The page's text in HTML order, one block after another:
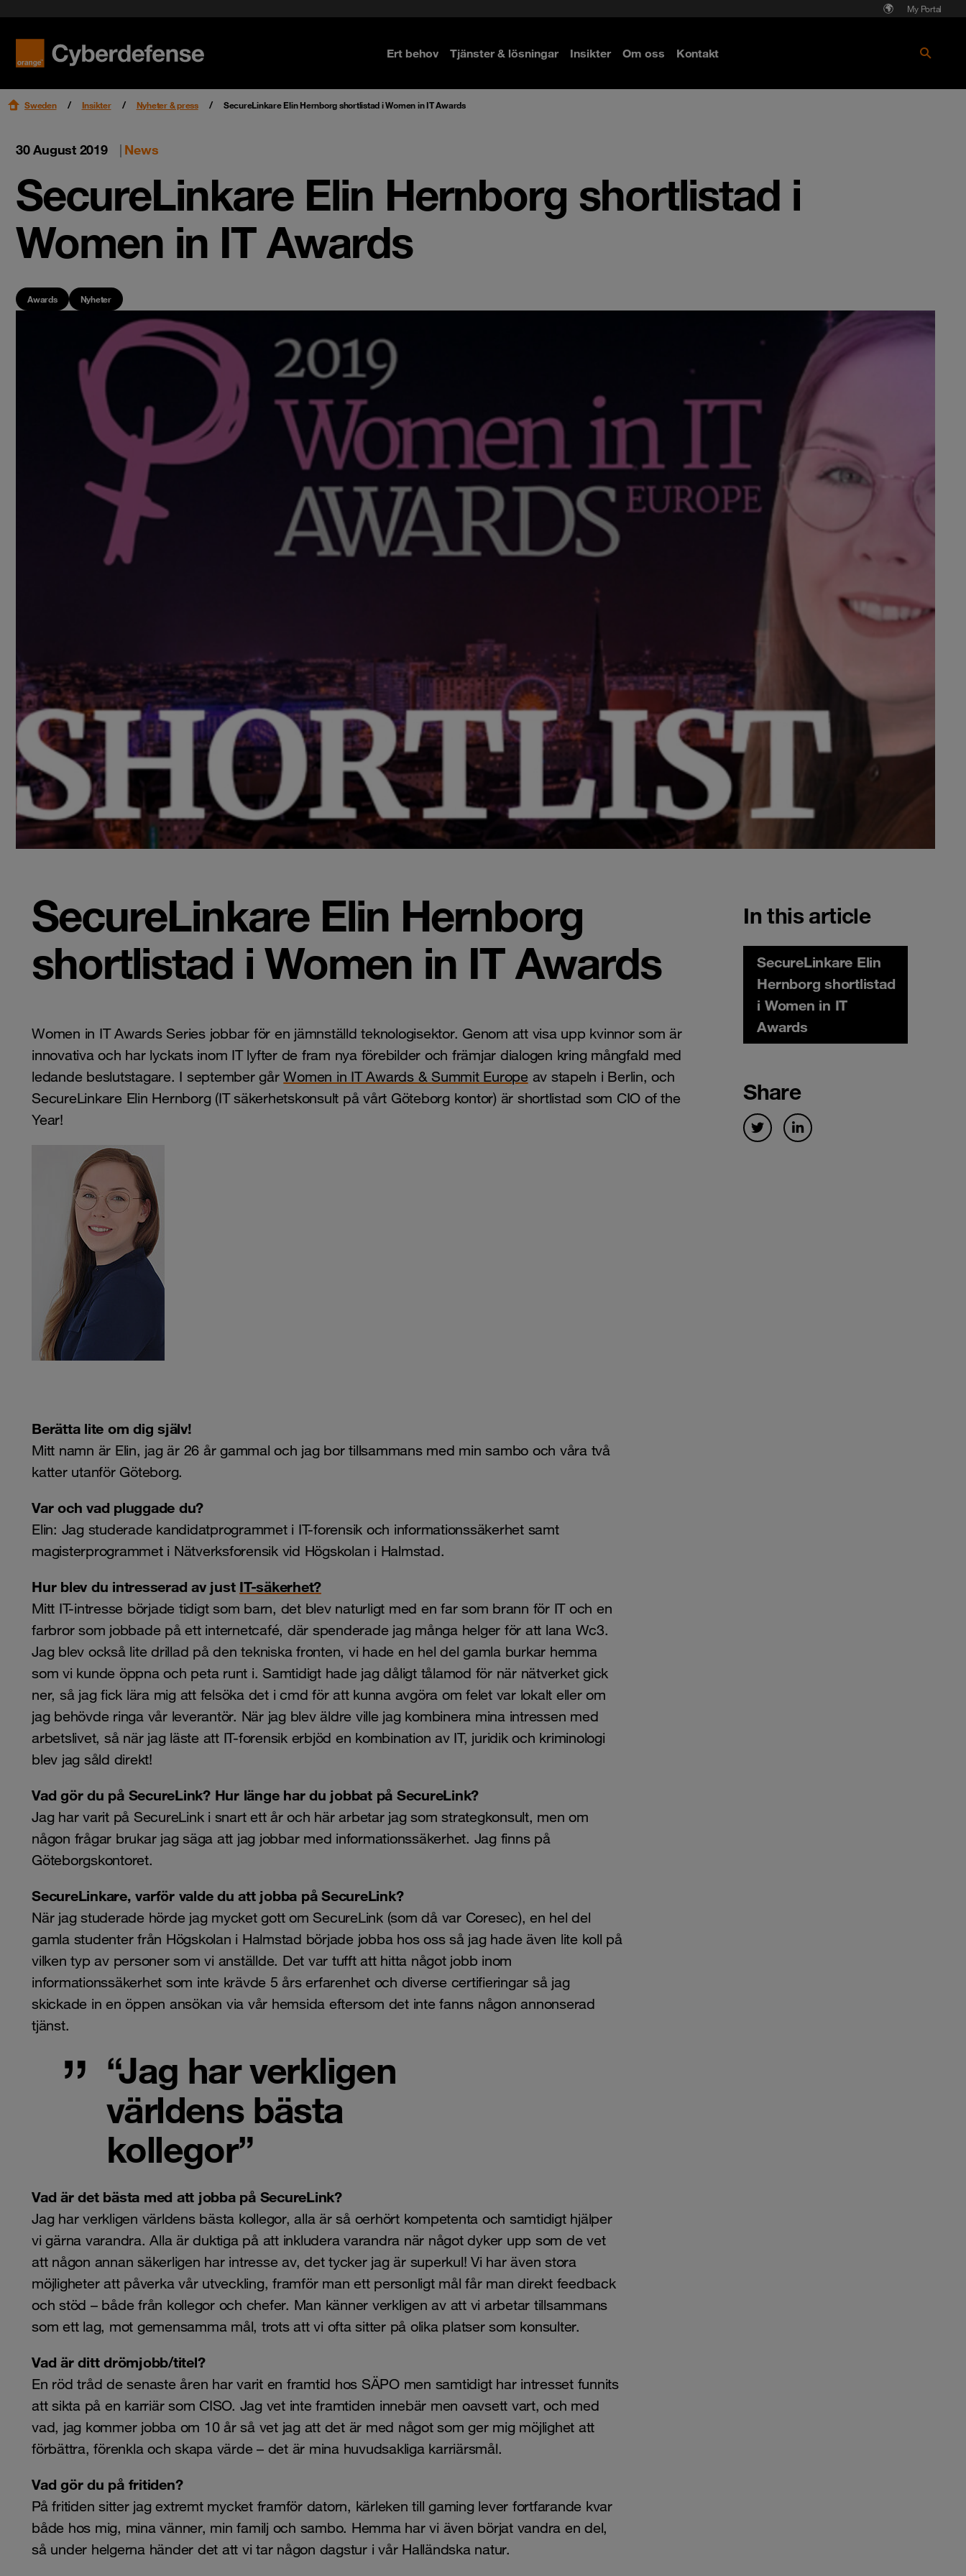
My Portal
Ert behov Tjänster & lösningar Insikter Om oss
Karriär
Kontakt
Sweden Insikter Nyheter & press SecureLinkare Elin Hernborg shortlistad i Women in IT Awards
30 August 2019 | News
SecureLinkare Elin Hernborg shortlistad i
Women in IT Awards
Awards Nyheter
In this article
SecureLinkare Elin
Hernborg shortlistad
i Women in IT
Awards
Share
SecureLinkare Elin Hernborg
shortlistad i Women in IT Awards
Women in IT Awards Series jobbar för en jämnställd teknologisektor. Genom att visa upp kvinnor som är
innovativa och har lyckats inom IT lyfter de fram nya förebilder och främjar dialogen kring mångfald med
ledande beslutstagare. I september gårWomen in IT Awards & Summit Europeav stapeln i Berlin, och
SecureLinkare Elin Hernborg (IT säkerhetskonsult på vårt Göteborg kontor) är shortlistad som CIO of the
Year!
Berätta lite om dig själv!
Mitt namn är Elin, jag är 26 år gammal och jag bor tillsammans med min sambo och våra två
katter utanför Göteborg.
Var och vad pluggade du?
Elin: Jag studerade kandidatprogrammet i IT-forensik och informationssäkerhet samt
magisterprogrammet i Nätverksforensik vid Högskolan i Halmstad.
Hur blev du intresserad av just IT-säkerhet?
Mitt IT-intresse började tidigt som barn, det blev naturligt med en far som brann för IT och en
farbror som jobbade på ett internetcafé, där spenderade jag många helger för att lana Wc3.
Jag blev också lite drillad på den tekniska fronten, vi hade en hel del gamla burkar hemma
som vi kunde öppna och peta runt i. Samtidigt hade jag dåligt tålamod för när nätverket gick
ner, så jag fick lära mig att felsöka det i cmd för att kunna avgöra om felet var lokalt eller om
jag behövde ringa vår leverantör. När jag blev äldre ville jag kombinera mina intressen med
arbetslivet, så när jag läste att IT-forensik erbjöd en kombination av IT, juridik och kriminologi
blev jag såld direkt!
Vad gör du på SecureLink? Hur länge har du jobbat på SecureLink?
Jag har varit på SecureLink i snart ett år och här arbetar jag som strategkonsult, men om
någon frågar brukar jag säga att jag jobbar med informationssäkerhet. Jag finns på
Göteborgskontoret.
SecureLinkare, varför valde du att jobba på SecureLink?
När jag studerade hörde jag mycket gott om SecureLink (som då var Coresec), en hel del
gamla studenter från Högskolan i Halmstad började jobba hos oss så jag hade även lite koll på
vilken typ av personer som vi anställde. Det var tufft att hitta något jobb inom
informationssäkerhet som inte krävde 5 års erfarenhet och diverse certifieringar så jag
skickade in en öppen ansökan via vår hemsida eftersom det inte fanns någon annonserad
tjänst.
“Jag har verkligen
världens bästa
kollegor”
Vad är det bästa med att jobba på SecureLink?
Jag har verkligen världens bästa kollegor, alla är så oerhört kompetenta och samtidigt hjälper
vi gärna varandra. Alla är duktiga på att inkludera varandra när något dyker upp som de vet
att någon annan säkerligen har intresse av, det tycker jag är superkul! Vi har även stora
möjligheter att påverka vår utveckling, framför man ett personligt mål får man direkt feedback
och stöd – både från kollegor och chefer. Man känner verkligen av att vi arbetar tillsammans
som ett lag, mot gemensamma mål, trots att vi ofta sitter på olika platser som konsulter.
Vad är ditt drömjobb/titel?
En röd tråd de senaste åren har varit en framtid hos SÄPO men samtidigt har intresset funnits
att sikta på en karriär som CISO. Jag vet inte framtiden innebär men oavsett vart, och med
vad, jag kommer jobba om 10 år så vet jag att det är med något som ger mig möjlighet att
förbättra, förenkla och skapa värde – det är mina huvudsakliga karriärsmål.
Vad gör du på fritiden?
På fritiden sitter jag extremt mycket framför datorn, kärleken till gaming lever fortfarande kvar
både hos mig, mina vänner, min familj och sambo. Hemma har vi även börjat vandra en del,
så under helgerna händer det att vi tar någon dagstur i vår Halländska natur.